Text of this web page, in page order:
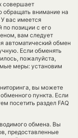
совершает
внимание на
вас имеется
позиции с его
вам следует
автоматический обмен
Если обменять
пожалуйста,
меры: установим
вы можете
пункта. Если
посетить раздел FAQ
обмена. Вы
предоставленные